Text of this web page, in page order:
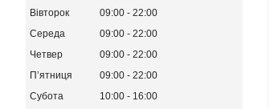
Вівторок
09:00
22:00
Середа
09:00
22:00
Четвер
09:00
22:00
Пʼятниця
09:00
22:00
Субота
10:00
16:00